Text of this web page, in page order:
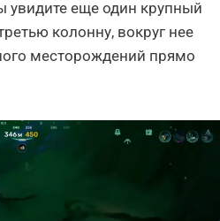
увидите еще один крупный
колонну, вокруг нее
месторождений прямо